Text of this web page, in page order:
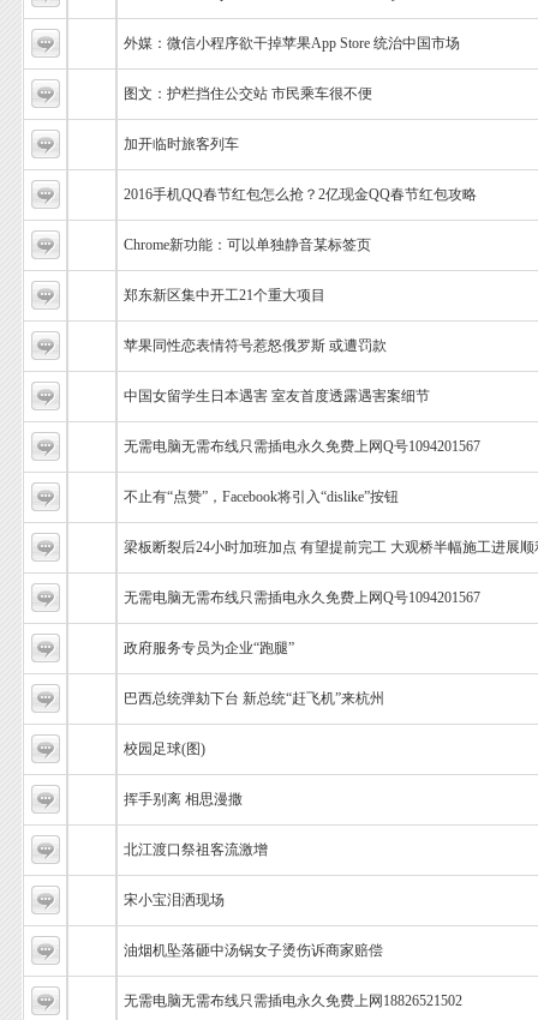
外媒：微信小程序欲干掉苹果App Store 统治中国市场
图文：护栏挡住公交站 市民乘车很不便
加开临时旅客列车
2016手机QQ春节红包怎么抢？2亿现金QQ春节红包攻略
Chrome新功能：可以单独静音某标签页
郑东新区集中开工21个重大项目
苹果同性恋表情符号惹怒俄罗斯 或遭罚款
中国女留学生日本遇害 室友首度透露遇害案细节
无需电脑无需布线只需插电永久免费上网Q号1094201567
不止有“点赞”，Facebook将引入“dislike”按钮
梁板断裂后24小时加班加点 有望提前完工 大观桥半幅施工进展
无需电脑无需布线只需插电永久免费上网Q号1094201567
政府服务专员为企业“跑腿”
巴西总统弹劾下台 新总统“赶飞机”来杭州
校园足球(图)
挥手别离 相思漫撒
北江渡口祭祖客流激增
宋小宝泪洒现场
油烟机坠落砸中汤锅女子烫伤诉商家赔偿
无需电脑无需布线只需插电永久免费上网18826521502